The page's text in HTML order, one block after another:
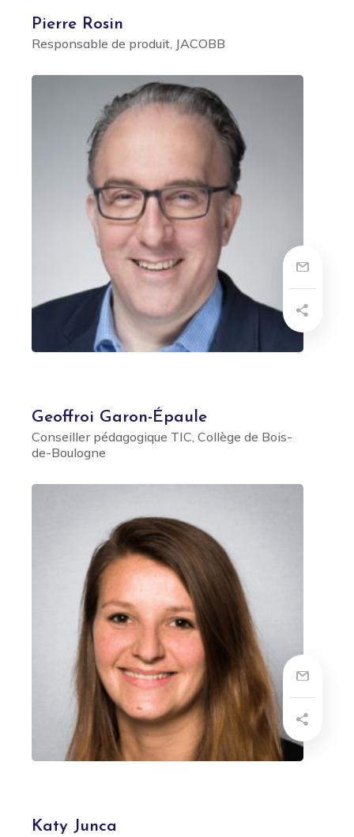
Pierre Rosin
Responsable de produit, JACOBB ㅤㅤㅤㅤㅤㅤㅤㅤㅤㅤㅤㅤㅤㅤㅤㅤ ㅤㅤㅤㅤㅤㅤ ㅤㅤㅤㅤㅤㅤㅤ ㅤㅤㅤㅤㅤㅤㅤㅤㅤㅤ
Geoffroi Garon-Épaule
Conseiller pédagogique TIC, Collège de Bois-
de-Boulogne
Katy Junca